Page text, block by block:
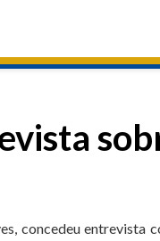
concedeu entrevista